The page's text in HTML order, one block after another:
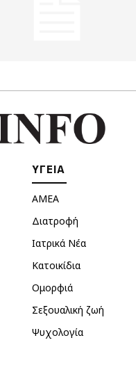
ΥΓΕΙΑ
ΑΜΕΑ
Διατροφή
Ιατρικά Νέα
Κατοικίδια
Ομορφιά
Σεξουαλική ζωή
Ψυχολογία